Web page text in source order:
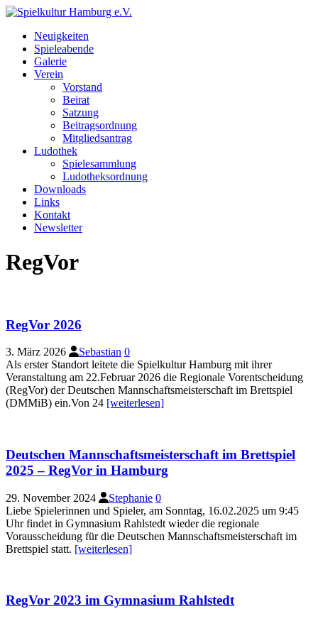
Neuigkeiten
Spieleabende
Galerie
Verein
Vorstand
Beirat
Satzung
Beitragsordnung
Mitgliedsantrag
Ludothek
Spielesammlung
Ludotheksordnung
Downloads
Links
Kontakt
Newsletter
RegVor
RegVor 2026
3. März 2026 Sebastian 0
Als erster Standort leitete die Spielkultur Hamburg mit ihrer
Veranstaltung am 22.Februar 2026 die Regionale Vorentscheidung
(RegVor) der Deutschen Mannschaftsmeisterschaft im Brettspiel
(DMMiB) ein.Von 24 [weiterlesen]
Deutschen Mannschaftsmeisterschaft im Brettspiel
2025 – RegVor in Hamburg
29. November 2024 Stephanie 0
Liebe Spielerinnen und Spieler, am Sonntag, 16.02.2025 um 9:45
Uhr findet in Gymnasium Rahlstedt wieder die regionale
Vorausscheidung für die Deutschen Mannschaftsmeisterschaft im
Brettspiel statt. [weiterlesen]
RegVor 2023 im Gymnasium Rahlstedt